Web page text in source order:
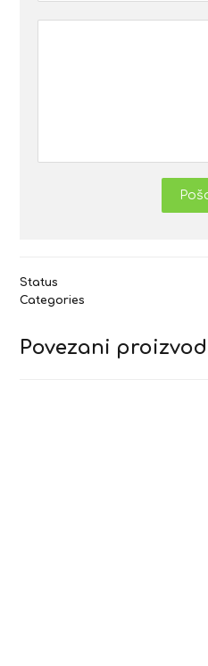
Status
Categories
Povezani